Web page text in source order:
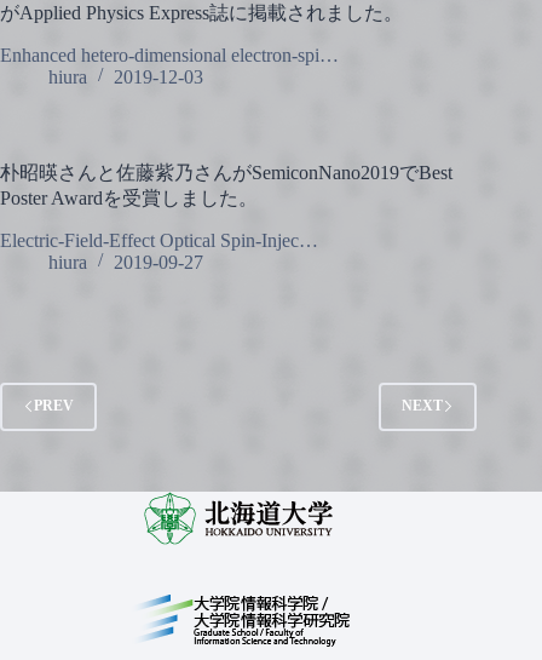
がApplied Physics Express誌に掲載されました。
Enhanced hetero-dimensional electron-spi…
hiura
2019-12-03
朴昭暎さんと佐藤紫乃さんがSemiconNano2019でBest
Poster Awardを受賞しました。
Electric-Field-Effect Optical Spin-Injec…
hiura
2019-09-27
PREV NEXT